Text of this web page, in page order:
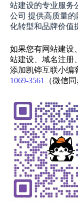
站建设的专业服务
公司 提供高质量
化转型和品牌价值
如果您有网站建设
站建设、域名注
添加凯铧互联小编
1069-3561
（微信同